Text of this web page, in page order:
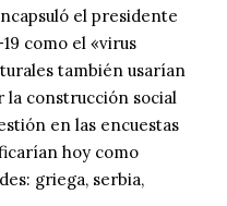
el presidente
como el «virus
también usarían
la construcción social
en las encuestas
hoy como
griega, serbia,